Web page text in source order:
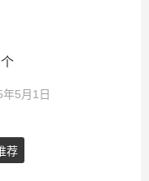
个
5月1日
荐